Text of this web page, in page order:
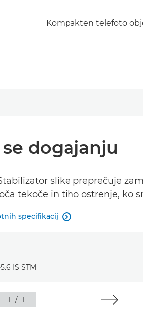
Kompakten telefoto
dogajanju
slike preprečuje
tekoče in tiho ostrenje, ko
specifikacij 
1 / 1